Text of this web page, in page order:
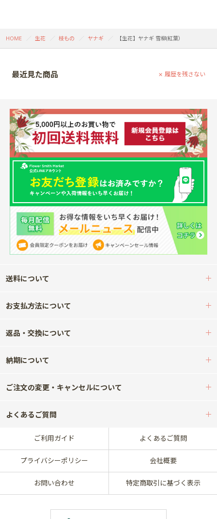
HOME 生花 枝もの ヤナギ 【生花】ヤナギ 雪柳(紅葉）
最近見た商品 履歴を残さない
送料について
お支払方法について
返品・交換について
納期について
ご注文の変更・キャンセルについて
よくあるご質問
ご利用ガイド よくあるご質問
プライバシーポリシー 会社概要
お問い合わせ 特定商取引に基づく表示